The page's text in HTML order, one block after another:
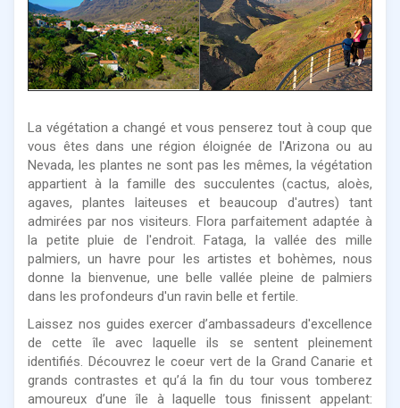
La végétation a changé et vous penserez tout à coup que
vous êtes dans une région éloignée de l'Arizona ou au
Nevada, les plantes ne sont pas les mêmes, la végétation
appartient à la famille des succulentes (cactus, aloès,
agaves, plantes laiteuses et beaucoup d'autres) tant
admirées par nos visiteurs. Flora parfaitement adaptée à
la petite pluie de l'endroit. Fataga, la vallée des mille
palmiers, un havre pour les artistes et bohèmes, nous
donne la bienvenue, une belle vallée pleine de palmiers
dans les profondeurs d'un ravin belle et fertile.
Laissez nos guides exercer d’ambassadeurs d'excellence
de cette île avec laquelle ils se sentent pleinement
identifiés. Découvrez le coeur vert de la Grand Canarie et
grands contrastes et qu’á la fin du tour vous tomberez
amoureux d’une île à laquelle tous finissent appelant: